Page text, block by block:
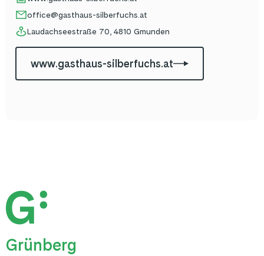
office@gasthaus-silberfuchs.at
Laudachseestraße 70, 4810 Gmunden
www.gasthaus-silberfuchs.at
Grünberg